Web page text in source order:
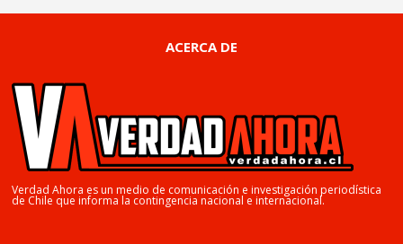
ACERCA DE
Verdad Ahora es un medio de comunicación e investigación periodística
de Chile que informa la contingencia nacional e internacional.